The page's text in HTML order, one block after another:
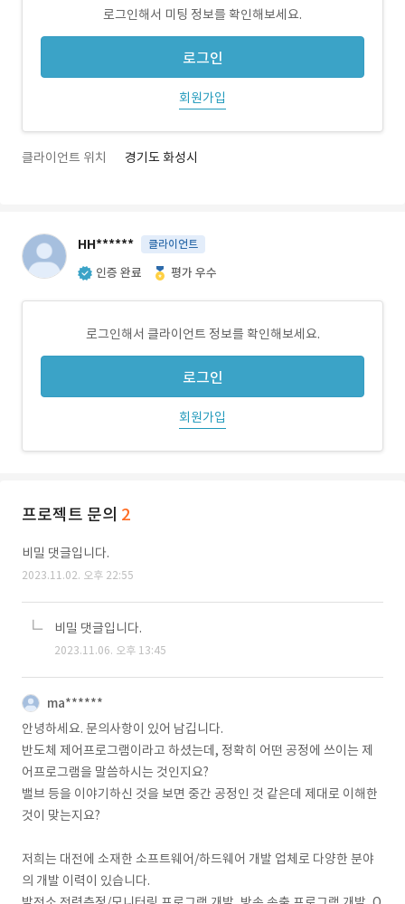
로그인해서 미팅 정보를 확인해보세요.
로그인
회원가입
클라이언트 위치 경기도 화성시
HH****** 클라이언트
인증 완료 평가 우수
로그인해서 클라이언트 정보를 확인해보세요.
로그인
회원가입
프로젝트 문의 2
비밀 댓글입니다.
2023.11.02. 오후 22:55
비밀 댓글입니다.
2023.11.06. 오후 13:45
ma******
안녕하세요. 문의사항이 있어 남깁니다.
반도체 제어프로그램이라고 하셨는데, 정확히 어떤 공정에 쓰이는 제
어프로그램을 말씀하시는 것인지요?
밸브 등을 이야기하신 것을 보면 중간 공정인 것 같은데 제대로 이해한
것이 맞는지요?
저희는 대전에 소재한 소프트웨어/하드웨어 개발 업체로 다양한 분야
의 개발 이력이 있습니다.